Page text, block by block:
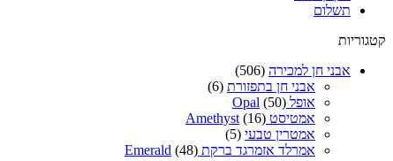
תשלום
קטגוריות
אבני חן למכירה (506)
אבני חן בתפזורת (6)
אופל Opal (50)
אמטיסט Amethyst (16)
אמטרין טבעי (5)
אמרלד אזמרגד ברקת Emerald (48)